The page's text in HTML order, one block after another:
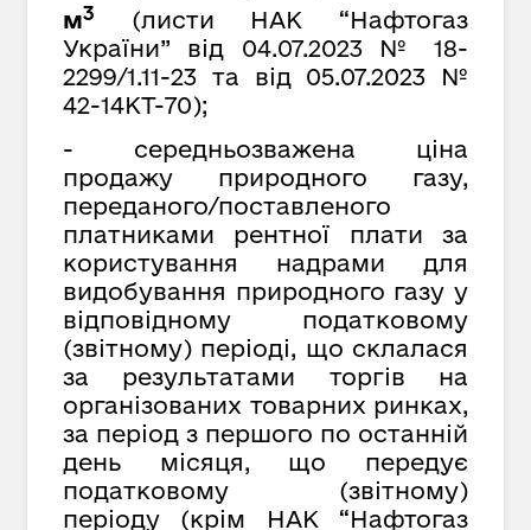
м3
(листи НАК “Нафтогаз
України” від
04.07.2023 № 18-
2299/1.11-23 та від 05.07.2023 №
42-14КТ-70);
- середньозважена ціна
продажу природного газу,
переданого/поставленого
платниками рентної плати за
користування надрами для
видобування природного газу у
відповідному податковому
(звітному) періоді, що склалася
за результатами торгів на
організованих товарних ринках,
за період з першого по останній
день місяця, що передує
податковому (звітному)
періоду (крім НАК “Нафтогаз